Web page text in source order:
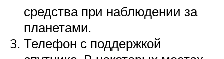
средства при наблюдении за
планетами.
Телефон с поддержкой